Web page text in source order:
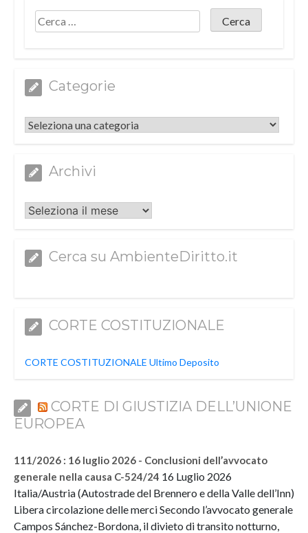
Categorie
Categorie
Archivi
Archivi
Cerca su AmbienteDiritto.it
CORTE COSTITUZIONALE
CORTE COSTITUZIONALE Ultimo Deposito
CORTE DI GIUSTIZIA DELL’UNIONE
EUROPEA
111/2026 : 16 luglio 2026 - Conclusioni dell’avvocato
generale nella causa C-524/24 16 Luglio 2026
Italia/Austria (Autostrade del Brennero e della Valle dell’Inn)
Libera circolazione delle merci Secondo l’avvocato generale
Campos Sánchez-Bordona, il divieto di transito notturno,